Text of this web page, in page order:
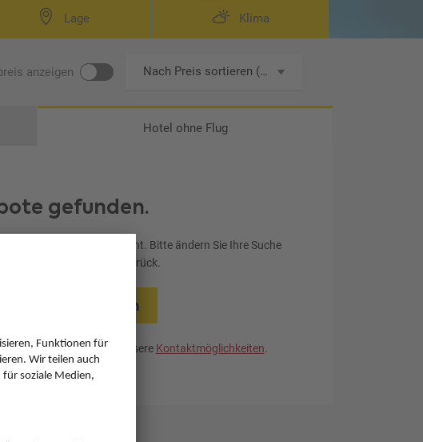
Lage Klima
anzeigen Nach Preis sortieren (aufsteigend)
Hotel ohne Flug
gefunden.
Ihren Wünschen entspricht. Bitte ändern Sie Ihre Suche
letzte Filtereinstellung zurück.
zurücksetzen
weiter. Nutzen Sie unsere Kontaktmöglichkeiten.